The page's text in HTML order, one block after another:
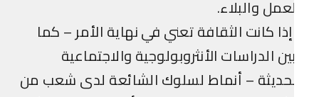
والبلاء.
كانت الثقافة تعني في نهاية الأمر – كما
الدراسات الأنثروبولوجية والاجتماعية
– أنماط لسلوك الشائعة لدى شعب من